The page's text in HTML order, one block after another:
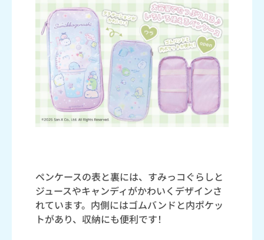
ペンケースの表と裏には、すみっコぐらしと
ジュースやキャンディがかわいくデザインさ
れています。内側にはゴムバンドと内ポケッ
トがあり、収納にも便利です！